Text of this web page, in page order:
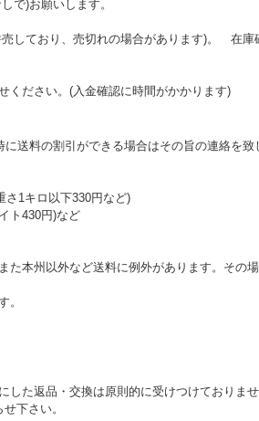
で)お願いします。
しており、売切れの場合があります)。 在
ください。(入金確認に時間がかかります)
送料の割引ができる場合はその旨の連絡を致
さ1キロ以下330円など)
ト430円)など
本州以外など送料に例外があります。その
。
した返品・交換は原則的に受けつけておりま
下さい。